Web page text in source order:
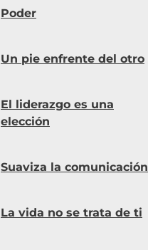
Poder
Un pie enfrente del otro
El liderazgo es una
elección
Suaviza la comunicación
La vida no se trata de ti